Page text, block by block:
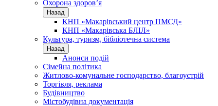
Охорона здоров’я
Назад
КНП «Макарівський центр ПМСД»
КНП «Макарівська БЛІЛ»
Культура, туризм, бібліотечна система
Назад
Анонси подій
Сімейна політика
Житлово-комунальне господарство, благоустрій
Торгівля, реклама
Будівництво
Містобудівна документація